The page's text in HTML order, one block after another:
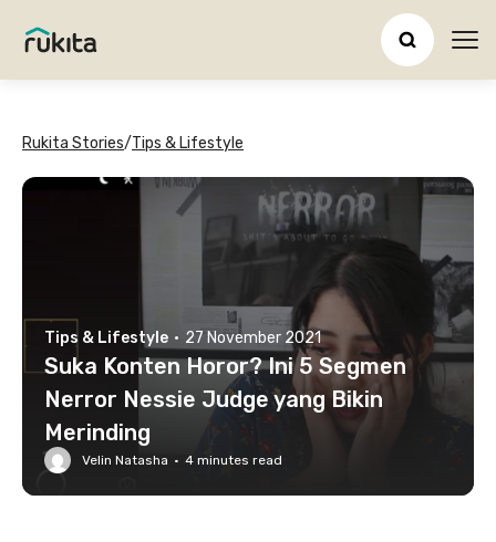
Rukita Stories/Tips & Lifestyle
Tips & Lifestyle · 27 November 2021
Suka Konten Horor? Ini 5 Segmen
Nerror Nessie Judge yang Bikin
Merinding
Velin Natasha · 4 minutes read